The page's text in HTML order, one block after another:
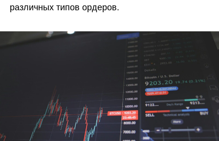
различных типов ордеров.